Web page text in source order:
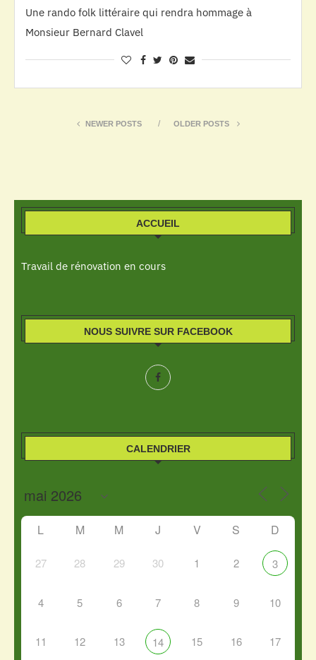
Une rando folk littéraire qui rendra hommage à
Monsieur Bernard Clavel
NEWER POSTS OLDER POSTS
ACCUEIL
Travail de rénovation en cours
NOUS SUIVRE SUR FACEBOOK
CALENDRIER
L M M J V S D
27 28 29 30 1 2 3
4 5 6 7 8 9 10
11 12 13 14 15 16 17